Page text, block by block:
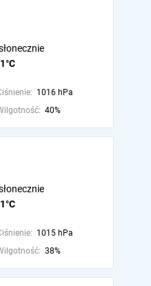
1016 hPa
40%
1015 hPa
38%